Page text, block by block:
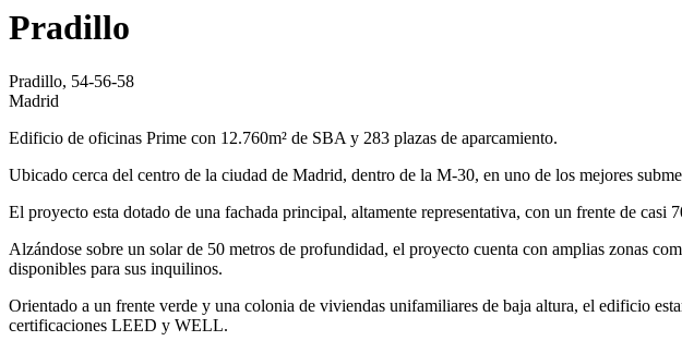
Pradillo
Pradillo, 54-56-58
Madrid
Edificio de oficinas Prime con 12.760m² de SBA y 283 plazas de aparcamiento.
Ubicado cerca del centro de la ciudad de Madrid, dentro de la M-30, en uno de los mejores
El proyecto esta dotado de una fachada principal, altamente representativa, con un frente de casi
Alzándose sobre un solar de 50 metros de profundidad, el proyecto cuenta con amplias zonas
disponibles para sus inquilinos.
Orientado a un frente verde y una colonia de viviendas unifamiliares de baja altura, el edificio
certificaciones LEED y WELL.